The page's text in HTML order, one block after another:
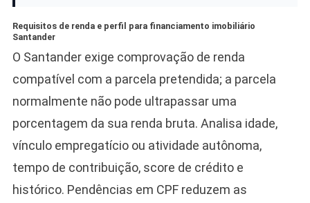
Requisitos de renda e perfil para financiamento imobiliário
Santander
O Santander exige comprovação de renda
compatível com a parcela pretendida; a parcela
normalmente não pode ultrapassar uma
porcentagem da sua renda bruta. Analisa idade,
vínculo empregatício ou atividade autônoma,
tempo de contribuição, score de crédito e
histórico. Pendências em CPF reduzem as